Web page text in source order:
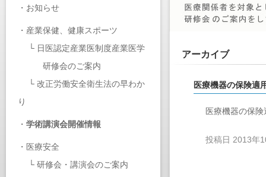
・ お知らせ
・ 産業保健、健康スポーツ
└ 日医認定産業医制度産業医学
研修会のご案内
└ 改正労働安全衛生法の早わか
り
・ 学術講演会開催情報
・ 医療安全
└ 研修会・講演会のご案内
アーカイブ
医療機器の保険適
医療機器の保
投稿日 2013年